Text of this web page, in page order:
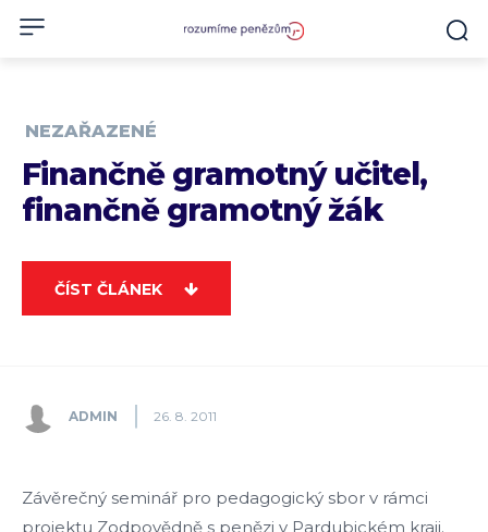
NEZAŘAZENÉ
Finančně gramotný učitel,
finančně gramotný žák
ČÍST ČLÁNEK
ADMIN 26. 8. 2011
Závěrečný seminář pro pedagogický sbor v rámci
projektu Zodpovědně s penězi v Pardubickém kraji.